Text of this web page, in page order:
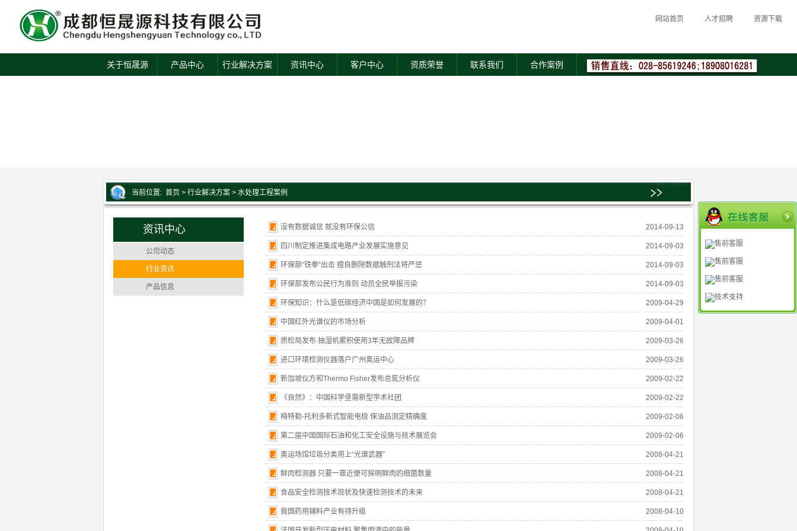
网站首页 人才招聘 资源下载
关于恒晟源 产品中心 行业解决方案 资讯中心 客户中心 资质荣誉 联系我们 合作案例
当前位置: 首页 > 行业解决方案 > 水处理工程案例
资讯中心
公司动态
行业资讯
产品信息
没有数据诚信 就没有环保公信 2014-09-13
四川制定推进集成电路产业发展实施意见 2014-09-03
环保部“铁拳”出击 擅自删除数据触刑法将严惩 2014-09-03
环保部发布公民行为准则 动员全民举报污染 2014-09-03
环保知识：什么是低碳经济中国是如何发展的？ 2009-04-29
中国红外光谱仪的市场分析 2009-04-01
质检局发布 抽湿机累积使用3年无故障品牌 2009-03-26
进口环境检测仪器落户广州奥运中心 2009-03-26
新加坡仪方和Thermo Fisher发布总氮分析仪 2009-02-22
《自然》：中国科学亟需新型学术社团 2009-02-22
梅特勒-托利多新式智能电极 保油品测定精确度 2009-02-06
第二届中国国际石油和化工安全设施与技术展览会 2009-02-06
奥运场馆垃圾分类用上“光谱武器” 2008-04-21
鲜肉检测器 只要一靠近便可探明鲜肉的细菌数量 2008-04-21
食品安全检测技术现状及快速检测技术的未来 2008-04-21
我国药用辅料产业有待升级 2008-04-10
售前客服
售前客服
售前客服
技术支持